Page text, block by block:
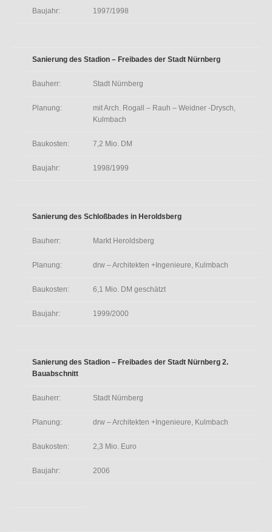
Baujahr: 1997/1998
Sanierung des Stadion – Freibades der Stadt Nürnberg
Bauherr: Stadt Nürnberg
Planung:
mit Arch. Rogall – Rauh – Weidner -Drysch,
Kulmbach
Baukosten: 7,2 Mio. DM
Baujahr: 1998/1999
Sanierung des Schloßbades in Heroldsberg
Bauherr: Markt Heroldsberg
Planung: drw – Architekten +Ingenieure, Kulmbach
Baukosten: 6,1 Mio. DM geschätzt
Baujahr: 1999/2000
Sanierung des Stadion – Freibades der Stadt Nürnberg 2.
Bauabschnitt
Bauherr: Stadt Nürnberg
Planung: drw – Architekten +Ingenieure, Kulmbach
Baukosten: 2,3 Mio. Euro
Baujahr: 2006